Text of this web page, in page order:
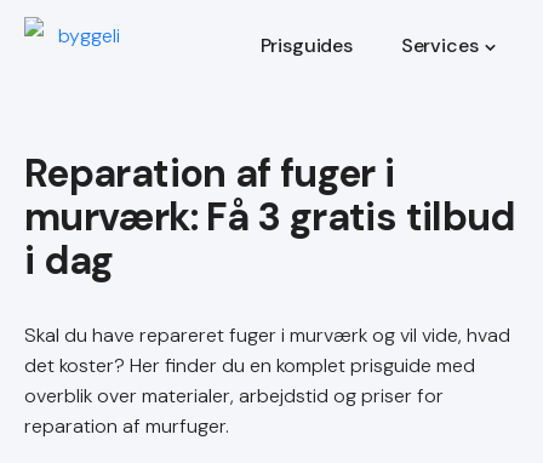
Prisguides Services
Reparation af fuger i
murværk
Skal du have repareret fuger i murværk og vil vide, hvad
det koster? Her finder du en komplet prisguide med
overblik over materialer, arbejdstid og priser for
reparation af murfuger.